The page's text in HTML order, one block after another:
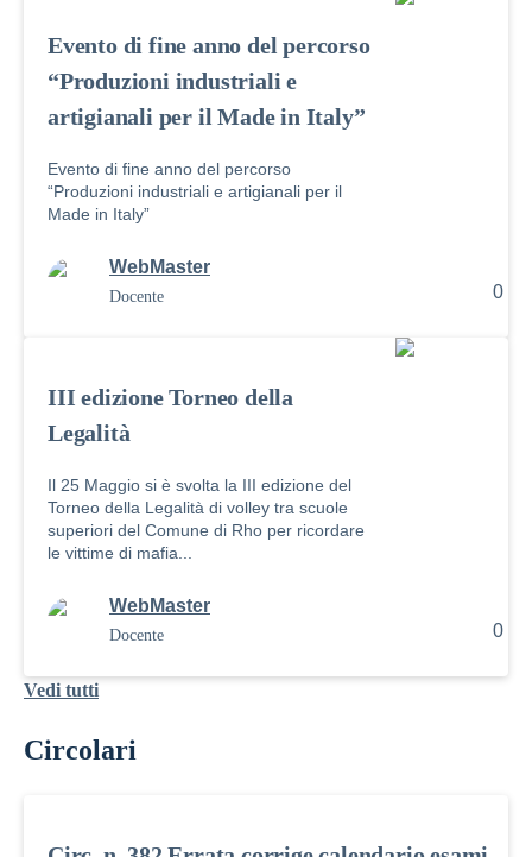
Evento di fine anno del percorso
“Produzioni industriali e
artigianali per il Made in Italy”
Evento di fine anno del percorso
“Produzioni industriali e artigianali per il
Made in Italy”
WebMaster
Docente 0
III edizione Torneo della
Legalità
Il 25 Maggio si è svolta la III edizione del
Torneo della Legalità di volley tra scuole
superiori del Comune di Rho per ricordare
le vittime di mafia...
WebMaster
Docente 0
Vedi tutti
Circolari